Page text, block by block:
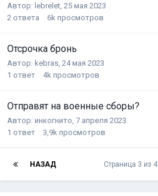
Автор: lebrelet 25 мая 2023
2 ответа 6k просмотров
Отсрочка бронь
Автор: kebras 24 мая 2023
1 ответ 4k просмотров
Отправят на военные сборы?
Автор: инкогнито 7 апреля 2023
1 ответ 3,9k просмотров
НАЗАД Страница 3 из 4